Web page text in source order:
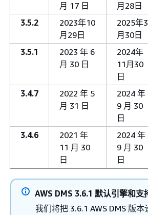
月 17 日
月28日
3.5.2
2023年10
月29日
2025年3
月30日
3.5.1
2023 年 6
月 30 日
2024年
11月30
日
3.4.7
2022 年 5
月 31 日
2024 年
9 月 30
日
3.4.6
2021 年
11 月 30
日
2024 年
9 月 30
日
AWS DMS 3.6.1 默认引擎和支
我们将把 3.6.1 AWS DMS 版